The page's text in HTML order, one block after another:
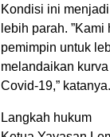
Kondisi ini
lebih parah.
pemimpin untuk
melandaikan
Covid-19,” katanya.
Langkah hukum